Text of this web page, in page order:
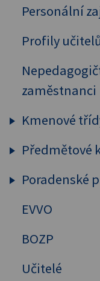
Personální
Profily
zaměstnanci
Kmenové
Prima
Sekunda
Sexta
Předmětové
Tělesná
Poradenské
Primární
EVVO
BOZP
Učitelé